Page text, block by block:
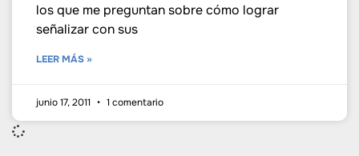
los que me preguntan sobre cómo lograr
señalizar con sus
LEER MÁS »
junio 17, 2011 1 comentario